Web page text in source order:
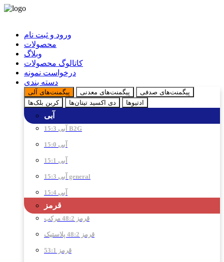
ورود و ثبت نام
محصولات
وبلاگ
کاتالوگ محصولات
درخواست نمونه
دسته بندی
پیگمنت‌های آلی پیگمنت‌های معدنی
پیگمنت‌های صدفی
کربن بلک‌ها
دی اکسید تیتان‌ها ادتیو‌ها
آبی
آبی 15:3 B2G
آبی 15:0
آبی 15:1
آبی 15:3 general
آبی 15:4
قرمز
قرمز 48:2 مرکب
قرمز 48:2 پلاستیک
قرمز 53:1